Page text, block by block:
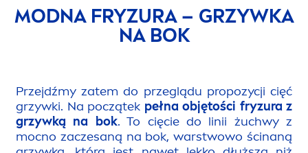
MODNA FRYZURA – GRZYWKA
NA BOK
Przejdźmy zatem do przeglądu propozycji cięć
grzywki. Na początek pełna objętości fryzura z
grzywką na bok. To cięcie do linii żuchwy z
mocno zaczesaną na bok, warstwowo ścinaną